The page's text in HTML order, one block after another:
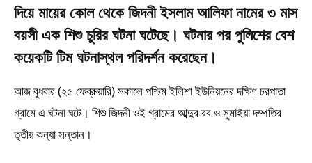
দিয়ে মায়ের কোল থেকে জিদনী ইসলাম আলিফা নামের ৩ মাস
বয়সী এক শিশু চুরির ঘটনা ঘটেছে। ঘটনার পর পুলিশের বেশ
কয়েকটি টিম ঘটনাস্থল পরিদর্শন করেছেন।
আজ বুধবার (২৫ ফেব্রুয়ারি) সকালে পশ্চিম ইলিশা ইউনিয়নের দক্ষিণ চরপাতা
গ্রামে এ ঘটনা ঘটে। শিশু জিদনী ওই গ্রামের আব্দুর রব ও সুমাইয়া দম্পতির
তৃতীয় কন্যা সন্তান।